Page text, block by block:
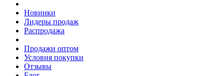
Новинки
Лидеры продаж
Распродажа
Продажи оптом
Условия покупки
Отзывы